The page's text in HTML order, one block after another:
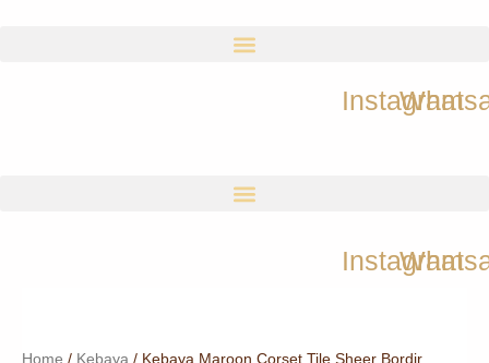
Instagram
Instagram
Home / Kebaya / Kebaya Maroon Corset Tile Sheer Bordir